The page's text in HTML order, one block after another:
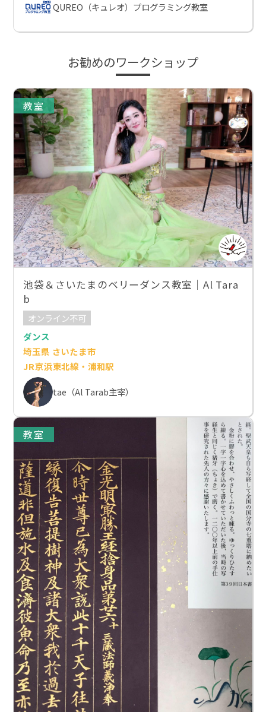
QUREO（キュレオ）プログラミング教室
お勧めのワークショップ
教室
池袋＆さいたまのベリーダンス教室｜Al Tara
b
オンライン不可
ダンス
埼玉県 さいたま市
JR京浜東北線・浦和駅
tae（Al Tarab主宰）
教室